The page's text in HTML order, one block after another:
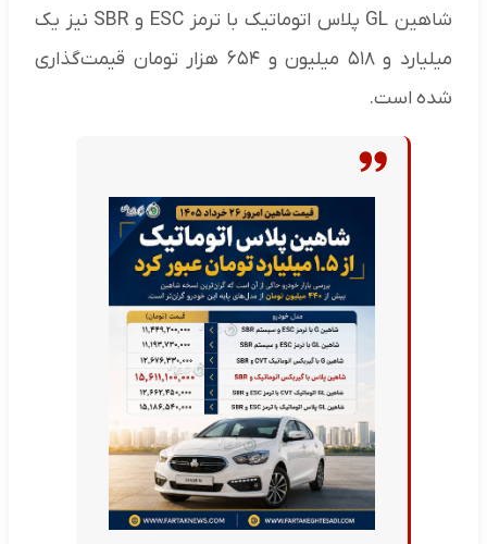
شاهین GL پلاس اتوماتیک با ترمز ESC و SBR نیز یک
میلیارد و ۵۱۸ میلیون و ۶۵۴ هزار تومان قیمت‌گذاری
شده است.